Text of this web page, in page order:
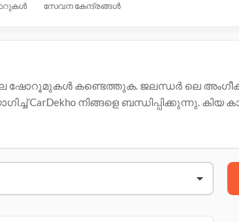
സേവന കേന്ദ്രങ്ങൾ
ഷോറൂമുകൾ കണ്ടെത്തുക. ജലന്ധർ ലെ
CarDekho നിങ്ങളെ